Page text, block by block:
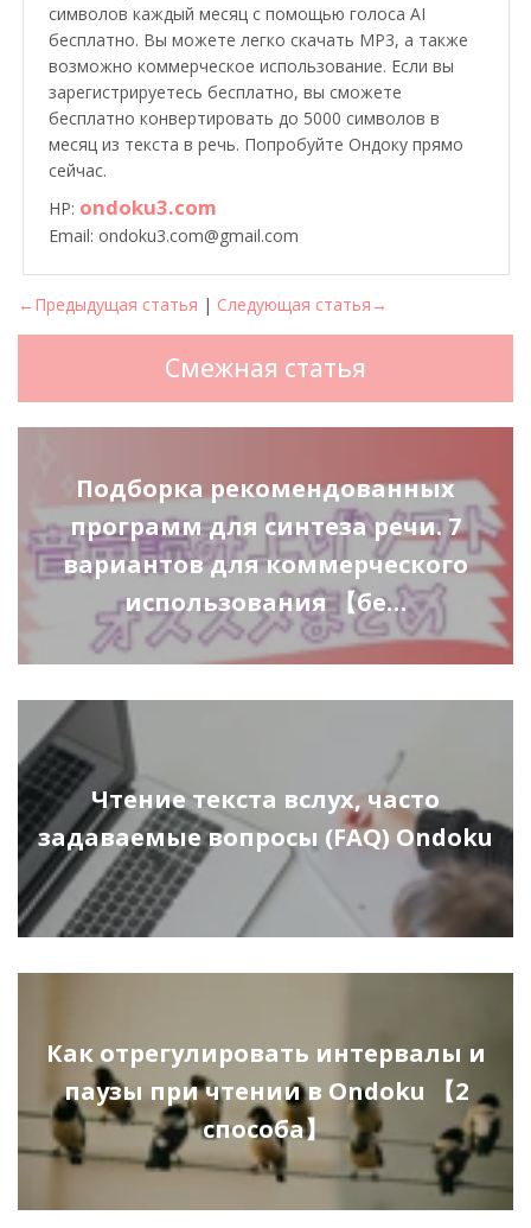
символов каждый месяц с помощью голоса AI
бесплатно. Вы можете легко скачать MP3, а также
возможно коммерческое использование. Если вы
зарегистрируетесь бесплатно, вы сможете
бесплатно конвертировать до 5000 символов в
месяц из текста в речь. Попробуйте Ондоку прямо
сейчас.
HP: ondoku3.com
Email: ondoku3.com@gmail.com
←Предыдущая статья | Следующая статья→
Смежная статья
Подборка рекомендованных
программ для синтеза речи. 7
вариантов для коммерческого
использования 【бе…
Чтение текста вслух, часто
задаваемые вопросы (FAQ) Ondoku
Как отрегулировать интервалы и
паузы при чтении в Ondoku 【2
способа】